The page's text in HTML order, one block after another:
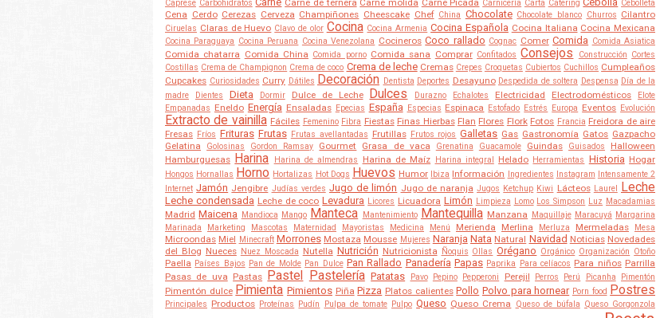
Caprese Carbohidratos Carne de ternera Carne molida Carne Picada Carnicería Carta Catering Cebolleta
Cena Cerdo Cerezas Cerveza Champiñones Cheescake Chef China Chocolate Chocolate blanco Churros Cilantro
Ciruelas Claras de Huevo Clavo de olor Cocina Cocina Armenia Cocina Española Cocina Italiana Cocina Mexicana
Cocina Paraguaya Cocina Peruana Cocina Venezolana Cocineros Coco rallado Cognac Comer Comida Comida Asiatica
Comida chatarra Comida China Comida porno Comida sana Comprar Confitados Consejos Construcción Cortes
Costillas Crema de Champignon Crema de coco Crema de leche Cremas Crepes Croquetas Cubiertos Cuchillos Cumpleaños
Cupcakes Curiosidades Curry Dátiles Decoración Dentista Deportes Desayuno Despedida de soltera Despensa Día de la
madre
Dientes Dieta Dormir Dulce de Leche Dulces Durazno Echalotes Electricidad Electrodomésticos
Elote
Empanadas Eneldo Energía Ensaladas Epecias España Especias Espinaca Estofado Estrés Europa Eventos Evolución
Extracto de vainilla Fáciles Femenino Fibra Fiestas Finas Hierbas Flan Flores Flork Fotos Francia Freidora de aire
Fresas Fríos Frituras Frutas Frutas avellantadas Frutillas Frutos rojos Galletas Gas Gastronomía Gatos Gazpacho
Gelatina
Golosinas Gordon Ramsay Gourmet Grasa de vaca Grenatina Guacamole Guindas Guisados
Halloween
Hamburguesas Harina Harina de almendras Harina de Maíz Harina integral Helado Herramientas Historia Hogar
Hongos Hornallas Horno Hortalizas Hot Dogs Huevos Humor Ibiza Información Ingredientes Instagram
Intensamente 2
Internet Jamón Jengibre Judías verdes Jugo de limón Jugo de naranja Jugos Ketchup Kiwi Lácteos Laurel Leche
Leche condensada Leche de coco Levadura Licores Licuadora Limón Limpieza Lomo Los Simpson Luz Macadamias
Madrid Maicena Mandioca Mango Manteca Mantenimiento Mantequilla Manzana Maquillaje Maracuyá Margarina
Marinada
Marketing Mascotas Maternidad Mayoristas Medicina Menú Merienda Merlina Merluza Mermeladas Mesa
Microondas Miel Minecraft Morrones Mostaza Mousse Mujeres Naranja Nata Natural Navidad Noticias Novedades
del Blog Nueces Nuez Moscada Nutella Nutrición Nutricionista Ñoquis Ollas Orégano Orgánico Organización Otoño
Paella Países Bajos Pan de Molde Pan Dulce Pan Rallado Panadería Papas Paprika Para celíacos Para niños Parrilla
Pasas de uva Pastas Pastel Pastelería Patatas Pavo Pepino Pepperoni Perejil Perros Perú Picanha Pimentón
Pimentón dulce Pimienta Pimientos Piña Pizza Platos calientes Pollo Polvo para hornear Porn food Postres
Principales Productos Proteínas Pudín Pulpa de tomate Pulpo Queso Queso Crema Queso de búfala Queso Gorgonzola